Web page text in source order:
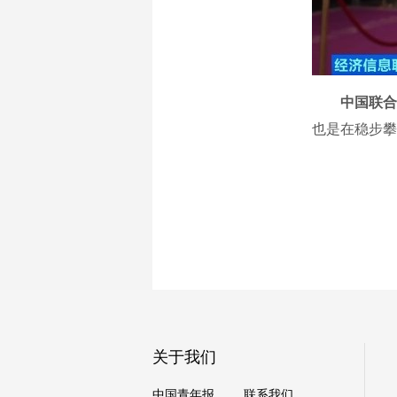
中国联
也是在稳步
关于我们